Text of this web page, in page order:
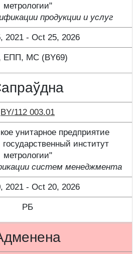
метрологии"
продукции и услуг
2021 - Oct 25, 2026
ЕПП, МС (BY69)
BY/112 003.01
унитарное предприятие
институт
метрологии"
систем менеджмента
2021 - Oct 20, 2026
РБ